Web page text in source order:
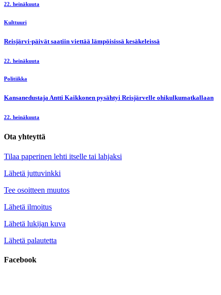
22. heinäkuuta
Kulttuuri
Reisjärvi-päivät saatiin viettää lämpöisissä kesäkeleissä
22. heinäkuuta
Politiikka
Kansanedustaja Antti Kaikkonen pysähtyi Reisjärvelle ohikulkumatkallaan
22. heinäkuuta
Ota yhteyttä
Tilaa paperinen lehti itselle tai lahjaksi
Lähetä juttuvinkki
Tee osoitteen muutos
Lähetä ilmoitus
Lähetä lukijan kuva
Lähetä palautetta
Facebook